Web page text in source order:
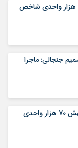
شوک به بورس تهران؛ رشد ۸۱ هزار واحدی شاخص
جنجالی؛ ماجرا
بورس تهران سبزپوش شد؛ جهش ۷۰ هزار واحدی